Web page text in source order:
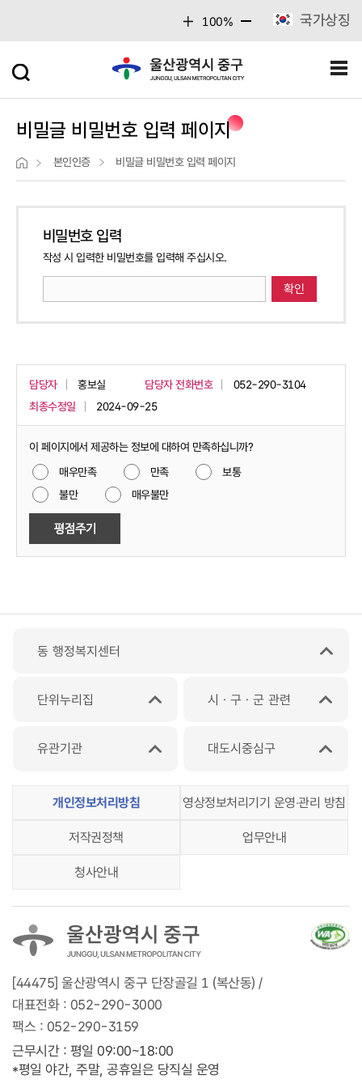
100% 국가상징
비밀글 비밀번호 입력 페이지
본인인증 비밀글 비밀번호 입력 페이지
비밀번호 입력
작성 시 입력한 비밀번호를 입력해 주십시오.
담당자 홍보실 담당자 전화번호
052-290-3104
최종수정일
2024-09-25
이 페이지에서 제공하는 정보에 대하여 만족하십니까?
매우만족
만족
보통
불만
매우불만
동 행정복지센터
단위누리집 시ㆍ구ㆍ군 관련
유관기관 대도시중심구
개인정보처리방침 영상정보처리기기 운영‧관리 방침
저작권정책 업무안내
청사안내
[44475] 울산광역시 중구 단장골길 1 (복산동) /
대표전화 : 052-290-3000
팩스 : 052-290-3159
근무시간 : 평일 09:00~18:00
*평일 야간, 주말, 공휴일은 당직실 운영